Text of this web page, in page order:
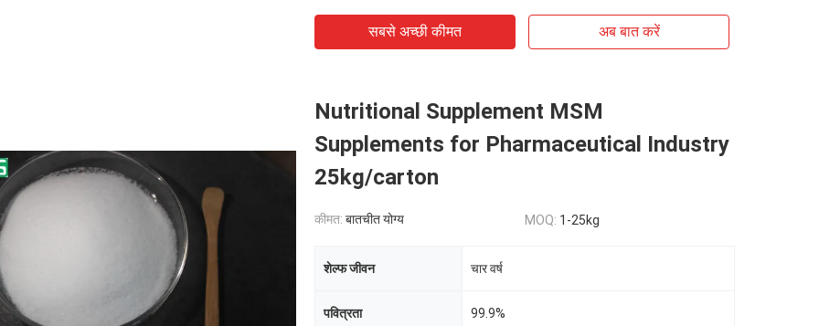
सबसे अच्छी कीमत अब बात करें
Nutritional Supplement MSM
Supplements for Pharmaceutical Industry
25kg/carton
कीमत: बातचीत योग्य MOQ: 1-25kg
शेल्फ जीवन चार वर्ष
पवित्रता 99.9%